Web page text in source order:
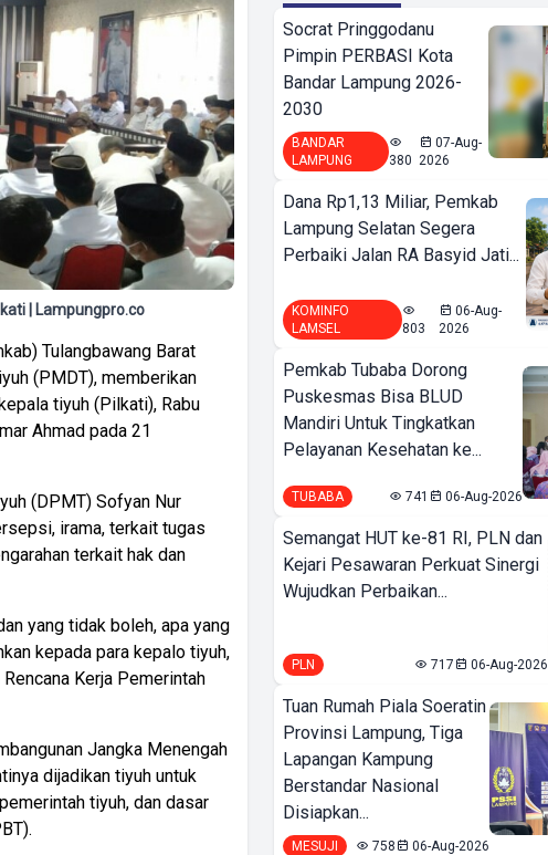
| Lampungpro.co
Tulangbawang Barat
(PMDT), memberikan
tiyuh (Pilkati), Rabu
Ahmad pada 21
(DPMT) Sofyan Nur
irama, terkait tugas
terkait hak dan
yang tidak boleh, apa yang
kepada para kepalo tiyuh,
Kerja Pemerintah
Jangka Menengah
dijadikan tiyuh untuk
tiyuh, dan dasar
Socrat Pringgodanu
Pimpin PERBASI Kota
Bandar Lampung 2026-
2030
BANDAR
LAMPUNG
380
07-Aug-
2026
Dana Rp1,13 Miliar, Pemkab
Lampung Selatan Segera
Perbaiki Jalan RA Basyid Jati...
KOMINFO
LAMSEL
803
06-Aug-
2026
Pemkab Tubaba Dorong
Puskesmas Bisa BLUD
Mandiri Untuk Tingkatkan
Pelayanan Kesehatan ke...
TUBABA 741 06-Aug-2026
Semangat HUT ke-81 RI, PLN dan
Kejari Pesawaran Perkuat Sinergi
Wujudkan Perbaikan...
PLN 717 06-Aug-2026
Tuan Rumah Piala Soeratin
Provinsi Lampung, Tiga
Lapangan Kampung
Berstandar Nasional
Disiapkan...
MESUJI 758 06-Aug-2026